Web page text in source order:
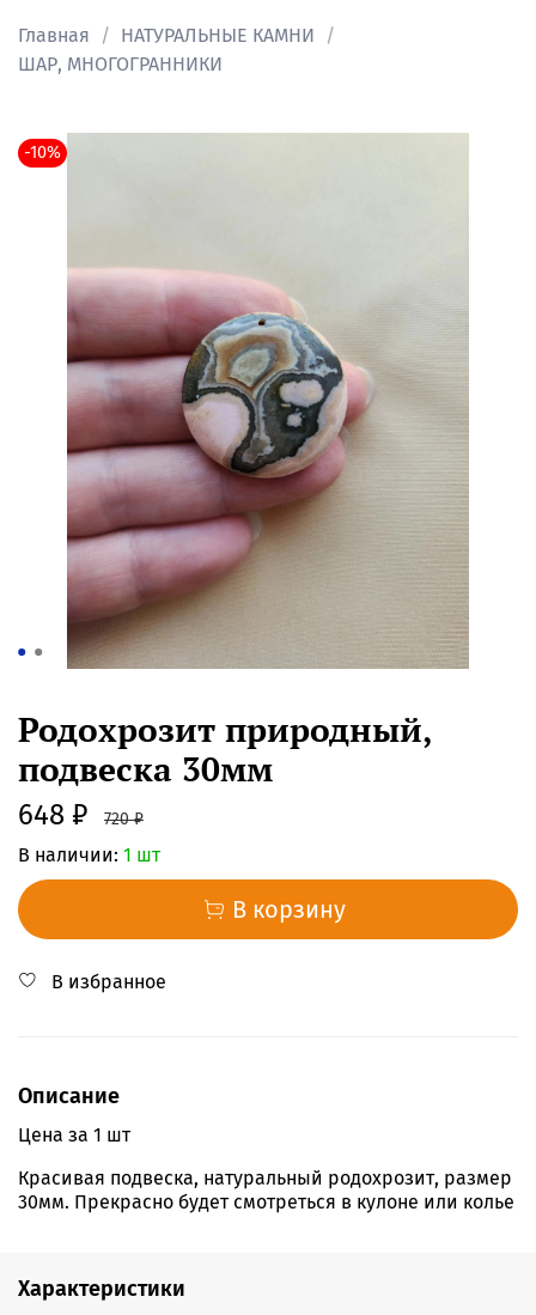
Главная
НАТУРАЛЬНЫЕ КАМНИ
ШАР, МНОГОГРАННИКИ
-10%
Родохрозит природный,
подвеска 30мм
648 ₽ 720 ₽
В наличии: 1 шт
В корзину
В избранное
Описание
Цена за 1 шт
Красивая подвеска, натуральный родохрозит, размер
30мм. Прекрасно будет смотреться в кулоне или колье
Характеристики